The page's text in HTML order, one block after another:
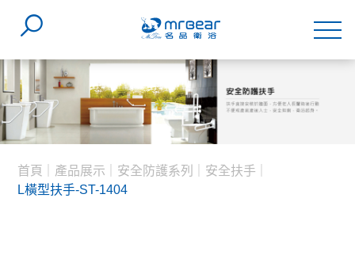
首頁 產品展示 安全防護系列
安全扶手
L橫型扶手-ST-1404